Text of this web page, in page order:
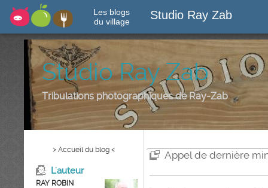
Les blogs
du village
Studio Ray Zab
Studio Ray Zab
Tribulations photographiques de Ray-Zab
> Accueil du blog <
L'auteur
RAY ROBIN
Appel de dernière